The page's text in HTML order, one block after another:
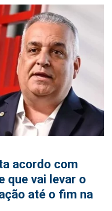
acordo com
que vai levar o
até o fim na